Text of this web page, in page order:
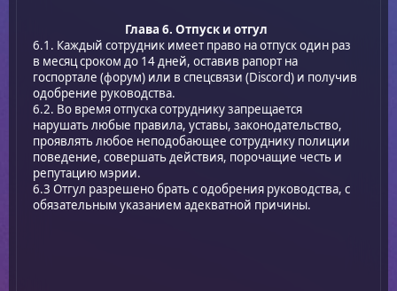
Глава 6. Отпуск и отгул
6.1. Каждый сотрудник имеет право на отпуск один раз
в месяц сроком до 14 дней, оставив рапорт на
госпортале (форум) или в спецсвязи (Discord) и получив
одобрение руководства.
6.2. Во время отпуска сотруднику запрещается
нарушать любые правила, уставы, законодательство,
проявлять любое неподобающее сотруднику полиции
поведение, совершать действия, порочащие честь и
репутацию мэрии.
6.3 Отгул разрешено брать с одобрения руководства, с
обязательным указанием адекватной причины.